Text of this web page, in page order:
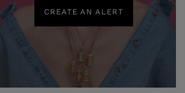
CREATE AN ALERT